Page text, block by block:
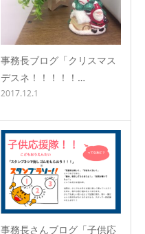
事務長ブログ「クリスマス
デスネ！！！！！…
2017.12.1
事務長さんブログ「子供応